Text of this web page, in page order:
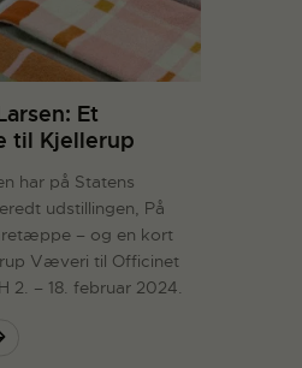
Et
til Kjellerup
har på Statens
udstillingen, På
– og en kort
Væveri til Officinet
2. – 18. februar 2024.